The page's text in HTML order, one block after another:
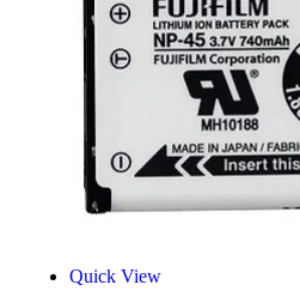
Quick View